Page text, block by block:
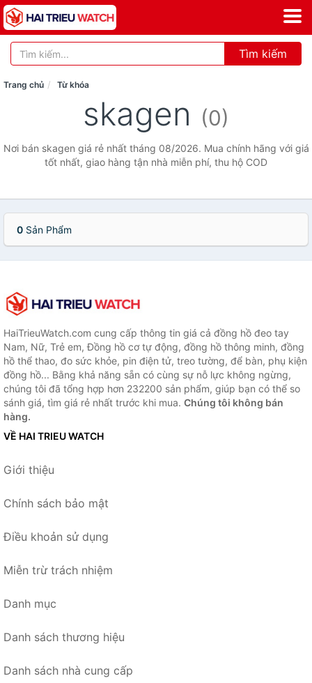
Tìm kiếm
Trang chủ Từ khóa
skagen (0)
Nơi bán skagen giá rẻ nhất tháng 08/2026. Mua chính hãng với giá
tốt nhất, giao hàng tận nhà miễn phí, thu hộ COD
0 Sản Phẩm
HaiTrieuWatch.com cung cấp thông tin giá cả đồng hồ đeo tay
Nam, Nữ, Trẻ em, Đồng hồ cơ tự động, đồng hồ thông minh, đồng
hồ thể thao, đo sức khỏe, pin điện tử, treo tường, để bàn, phụ kiện
đồng hồ... Bằng khả năng sẵn có cùng sự nỗ lực không ngừng,
chúng tôi đã tổng hợp hơn 232200 sản phẩm, giúp bạn có thể so
sánh giá, tìm giá rẻ nhất trước khi mua. Chúng tôi không bán
hàng.
VỀ HAI TRIEU WATCH
Giới thiệu
Chính sách bảo mật
Điều khoản sử dụng
Miễn trừ trách nhiệm
Danh mục
Danh sách thương hiệu
Danh sách nhà cung cấp